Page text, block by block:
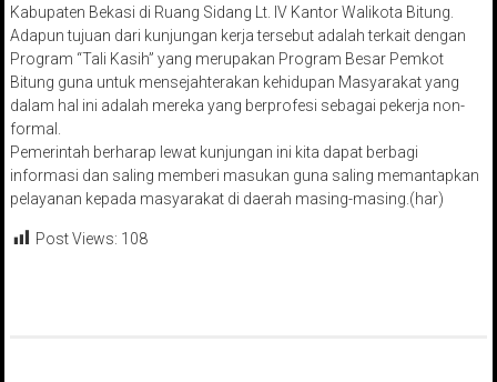
Kabupaten Bekasi di Ruang Sidang Lt. IV Kantor Walikota Bitung.
Adapun tujuan dari kunjungan kerja tersebut adalah terkait dengan
Program “Tali Kasih” yang merupakan Program Besar Pemkot
Bitung guna untuk mensejahterakan kehidupan Masyarakat yang
dalam hal ini adalah mereka yang berprofesi sebagai pekerja non-
formal.
Pemerintah berharap lewat kunjungan ini kita dapat berbagi
informasi dan saling memberi masukan guna saling memantapkan
pelayanan kepada masyarakat di daerah masing-masing.(har)
Post Views: 108